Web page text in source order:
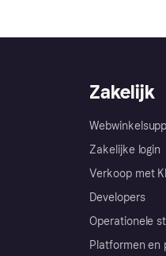
Zakelijk
Zakelijke login
Verkoop met
Developers
Operationele
Platformen en